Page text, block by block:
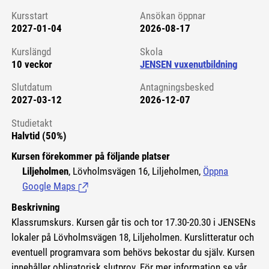
Kursstart 6298103
Kursstart
2027-01-04
Ansökan öppnar
2026-08-17
Kurslängd
10 veckor
Skola
JENSEN vuxenutbildning
Slutdatum
2027-03-12
Antagningsbesked
2026-12-07
Studietakt
Halvtid (50%)
Kursen förekommer på följande platser
Liljeholmen, Lövholmsvägen 16, Liljeholmen, Öppna
Google Maps (Länk till extern sida.)
Beskrivning
Klassrumskurs. Kursen går tis och tor 17.30-20.30 i JENSENs
lokaler på Lövholmsvägen 18, Liljeholmen. Kurslitteratur och
eventuell programvara som behövs bekostar du själv. Kursen